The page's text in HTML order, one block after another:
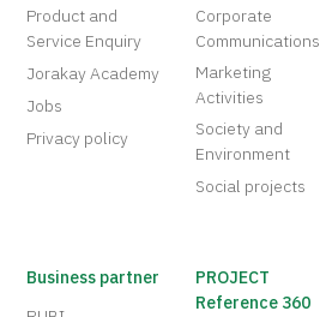
Product and
Service Enquiry
Jorakay Academy
Jobs
Privacy policy
Corporate
Communications
Marketing
Activities
Society and
Environment
Social projects
Business partner
PROJECT
Reference 360